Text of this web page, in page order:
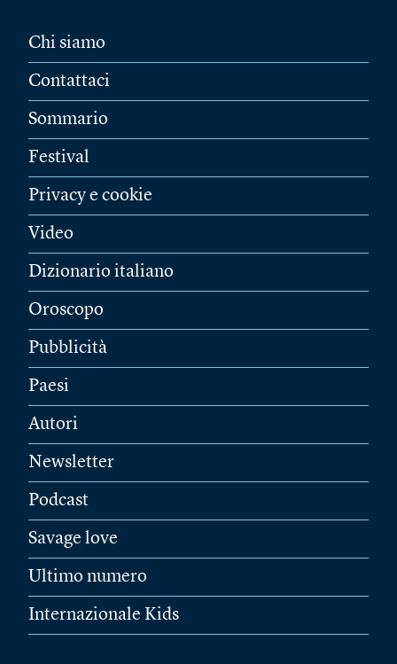
Chi siamo
Contattaci
Sommario
Festival
Privacy e cookie
Video
Dizionario italiano
Oroscopo
Pubblicità
Paesi
Autori
Newsletter
Podcast
Savage love
Ultimo numero
Internazionale Kids